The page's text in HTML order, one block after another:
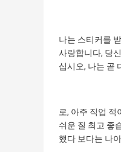
나는 스티커를
사랑합니다, 당
십시오, 나는 곧
로, 아주 직업 적
쉬운 질 최고 좋
했다 보다는 나